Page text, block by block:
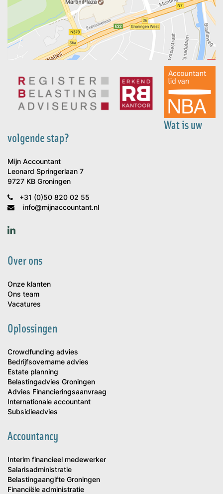
Wat is uw
volgende stap?
Mijn Accountant
Leonard Springerlaan 7
9727 KB Groningen
+31 (0)50 820 02 55
info@mijnaccountant.nl
Over ons
Onze klanten
Ons team
Vacatures
Oplossingen
Crowdfunding advies
Bedrijfsovername advies
Estate planning
Belastingadvies Groningen
Advies Financieringsaanvraag
Internationale accountant
Subsidieadvies
Accountancy
Interim financieel medewerker
Salarisadministratie
Belastingaangifte Groningen
Financiële administratie